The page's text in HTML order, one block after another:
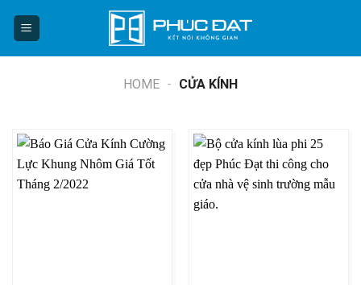
HOME - CỬA KÍNH